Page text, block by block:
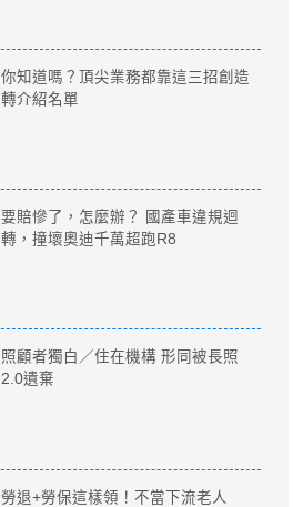
你知道嗎？頂尖業務都靠這三招創造
轉介紹名單
要賠慘了，怎麼辦？ 國產車違規迴
轉，撞壞奧迪千萬超跑R8
照顧者獨白／住在機構 形同被長照
2.0遺棄
勞退+勞保這樣領！不當下流老人